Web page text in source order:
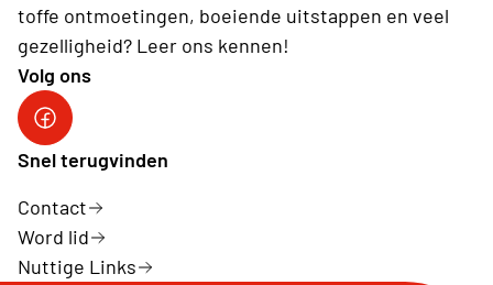
toffe ontmoetingen, boeiende uitstappen en veel
gezelligheid? Leer ons kennen!
Volg ons
Neos Blankenberge - Uitkerke
Snel terugvinden
Contact
Word lid
Nuttige Links